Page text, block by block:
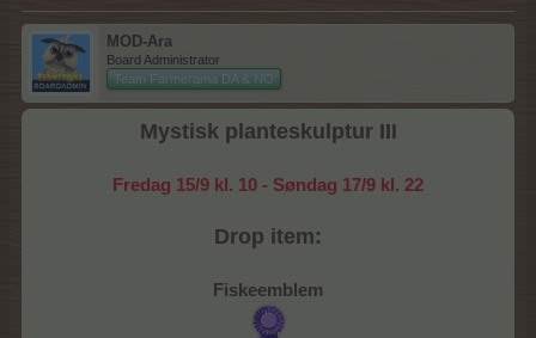
MOD-Ara
Board Administrator
Team Farmerama DA & NO
Mystisk planteskulptur III
Fredag 15/9 kl. 10 - Søndag 17/9 kl. 22
Drop item:
Fiskeemblem